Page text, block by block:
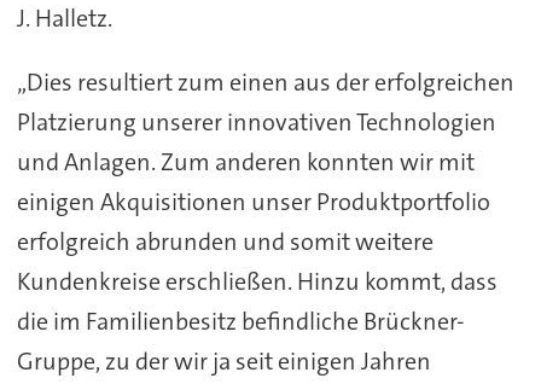
J. Halletz.
„Dies resultiert zum einen aus der erfolgreichen
Platzierung unserer innovativen Technologien
und Anlagen. Zum anderen konnten wir mit
einigen Akquisitionen unser Produktportfolio
erfolgreich abrunden und somit weitere
Kundenkreise erschließen. Hinzu kommt, dass
die im Familienbesitz befindliche Brückner-
Gruppe, zu der wir ja seit einigen Jahren